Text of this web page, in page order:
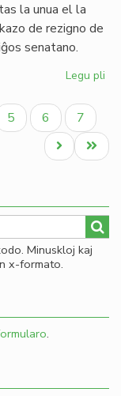
la unua el la
de rezigno de
senatano.
Legu pli
Paĝo
5 Paĝo
6 Paĝo
7
Last
page
Next
page
Minuskloj kaj
x-formato.
.